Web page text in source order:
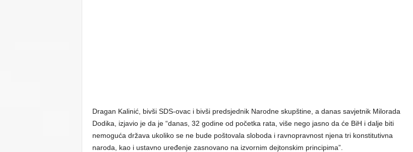
Dragan Kalinić, bivši SDS-ovac i bivši predsjednik Narodne skupštine, a danas savjetnik Milorada
Dodika, izjavio je da je “danas, 32 godine od početka rata, više nego jasno da će BiH i dalje biti
nemoguća država ukoliko se ne bude poštovala sloboda i ravnopravnost njena tri konstitutivna
naroda, kao i ustavno uređenje zasnovano na izvornim dejtonskim principima”.